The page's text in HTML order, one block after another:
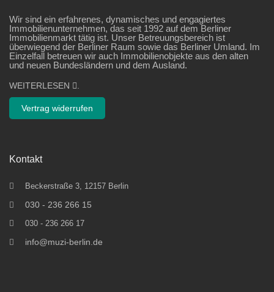
Wir sind ein erfahrenes, dynamisches und engagiertes
Immobilienunternehmen, das seit 1992 auf dem Berliner
Immobilienmarkt tätig ist. Unser Betreuungsbereich ist
überwiegend der Berliner Raum sowie das Berliner Umland. Im
Einzelfall betreuen wir auch Immobilienobjekte aus den alten
und neuen Bundesländern und dem Ausland.
WEITERLESEN
Vertrag widerrufen
Kontakt
Beckerstraße 3, 12157 Berlin
030 - 236 266 15
030 - 236 266 17
info@muzi-berlin.de